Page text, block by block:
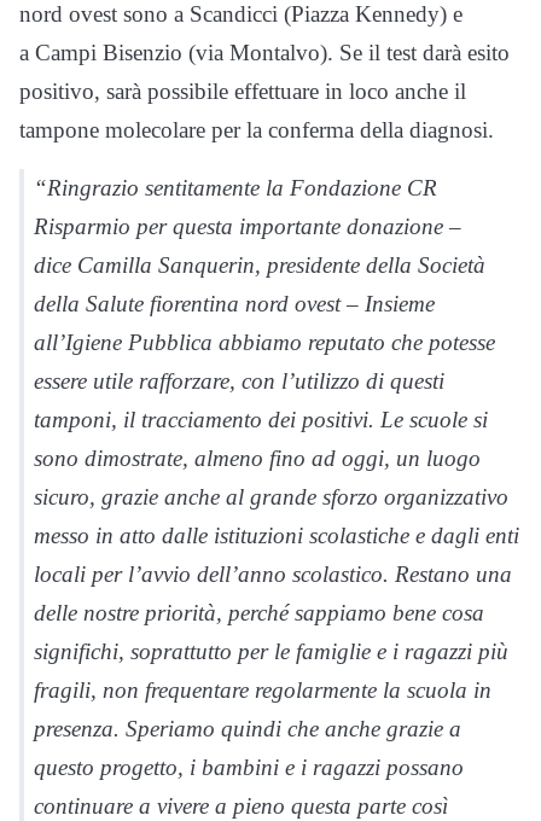
nord ovest sono a Scandicci (Piazza Kennedy) e
a Campi Bisenzio (via Montalvo). Se il test darà esito
positivo, sarà possibile effettuare in loco anche il
tampone molecolare per la conferma della diagnosi.
“Ringrazio sentitamente la Fondazione CR
Risparmio per questa importante donazione –
dice Camilla Sanquerin, presidente della Società
della Salute fiorentina nord ovest – Insieme
all’Igiene Pubblica abbiamo reputato che potesse
essere utile rafforzare, con l’utilizzo di questi
tamponi, il tracciamento dei positivi. Le scuole si
sono dimostrate, almeno fino ad oggi, un luogo
sicuro, grazie anche al grande sforzo organizzativo
messo in atto dalle istituzioni scolastiche e dagli enti
locali per l’avvio dell’anno scolastico. Restano una
delle nostre priorità, perché sappiamo bene cosa
significhi, soprattutto per le famiglie e i ragazzi più
fragili, non frequentare regolarmente la scuola in
presenza. Speriamo quindi che anche grazie a
questo progetto, i bambini e i ragazzi possano
continuare a vivere a pieno questa parte così